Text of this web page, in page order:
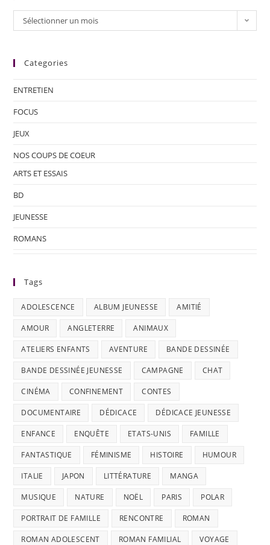
Sélectionner un mois
Categories
ENTRETIEN
FOCUS
JEUX
NOS COUPS DE COEUR
ARTS ET ESSAIS
BD
JEUNESSE
ROMANS
Tags
ADOLESCENCE ALBUM JEUNESSE AMITIÉ
AMOUR ANGLETERRE ANIMAUX
ATELIERS ENFANTS AVENTURE BANDE DESSINÉE
BANDE DESSINÉE JEUNESSE CAMPAGNE CHAT
CINÉMA CONFINEMENT CONTES
DOCUMENTAIRE DÉDICACE DÉDICACE JEUNESSE
ENFANCE ENQUÊTE ETATS-UNIS FAMILLE
FANTASTIQUE FÉMINISME HISTOIRE HUMOUR
ITALIE JAPON LITTÉRATURE MANGA
MUSIQUE NATURE NOËL PARIS POLAR
PORTRAIT DE FAMILLE RENCONTRE ROMAN
ROMAN ADOLESCENT ROMAN FAMILIAL VOYAGE